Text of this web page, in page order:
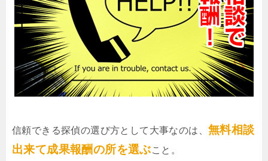
信頼できる探偵の選び方として大事なのは、 無料相談
出来て成果報酬の所を選ぶこと。